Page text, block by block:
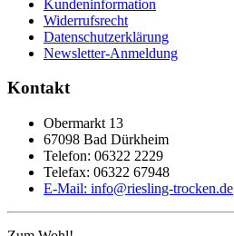
Kundeninformation
Widerrufsrecht
Datenschutzerklärung
Newsletter-Anmeldung
Kontakt
Obermarkt 13
67098 Bad Dürkheim
Telefon: 06322 2229
Telefax: 06322 67948
E-Mail: info@riesling-trocken.de